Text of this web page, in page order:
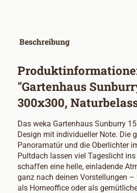
Beschreibung
"Gartenhaus
300x300,
Das weka Gartenhaus Sunburry
Design mit individueller Note. Die
Panoramatür und die Oberlichter
Pultdach lassen viel Tageslicht ins
schaffen eine helle, einladende
ganz nach deinen Vorstellungen –
als Homeoffice oder als